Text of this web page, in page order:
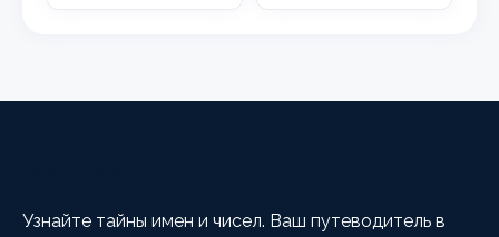
Узнайте тайны имен и чисел. Ваш путеводитель в